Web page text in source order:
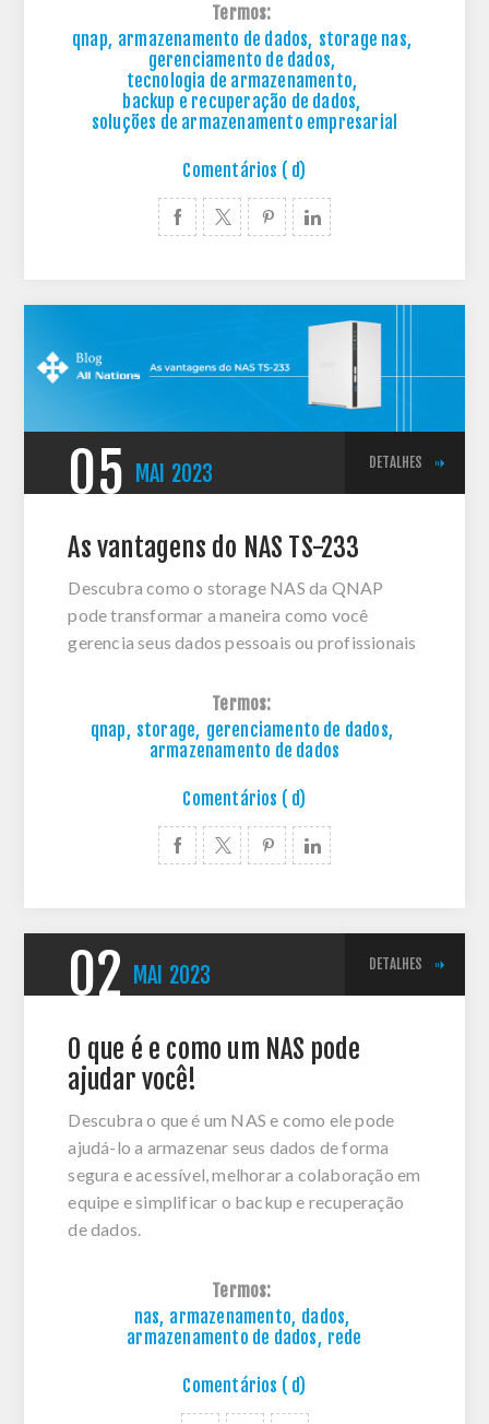
Termos:
qnap, armazenamento de dados, storage nas,
gerenciamento de dados,
tecnologia de armazenamento,
backup e recuperação de dados,
soluções de armazenamento empresarial
Comentários ( d)
05 MAI 2023 DETALHES
As vantagens do NAS TS-233
Descubra como o storage NAS da QNAP
pode transformar a maneira como você
gerencia seus dados pessoais ou profissionais
Termos:
qnap, storage, gerenciamento de dados,
armazenamento de dados
Comentários ( d)
02 MAI 2023 DETALHES
O que é e como um NAS pode
ajudar você!
Descubra o que é um NAS e como ele pode
ajudá-lo a armazenar seus dados de forma
segura e acessível, melhorar a colaboração em
equipe e simplificar o backup e recuperação
de dados.
Termos:
nas, armazenamento, dados,
armazenamento de dados, rede
Comentários ( d)